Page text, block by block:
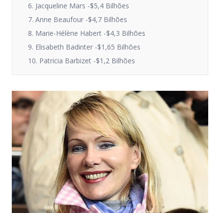
6. Jacqueline Mars -$5,4 Bilhões
7. Anne Beaufour -$4,7 Bilhões
8. Marie-Hélène Habert -$4,3 Bilhões
9. Elisabeth Badinter -$1,65 Bilhões
10. Patricia Barbizet -$1,2 Bilhões